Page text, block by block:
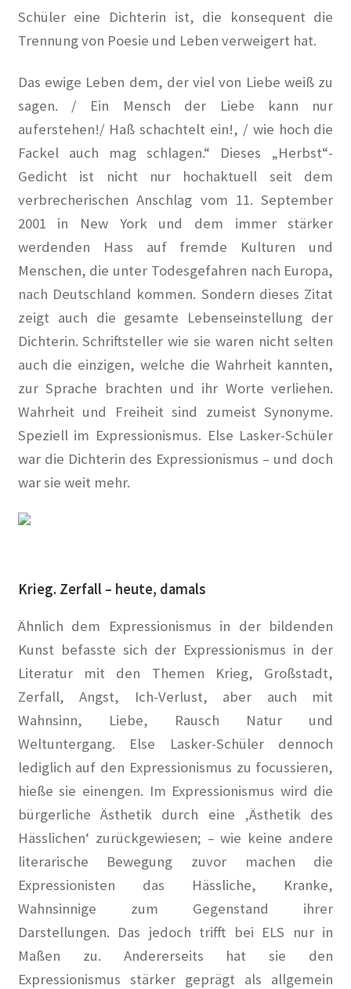
Weg mit den Bausünden, die unser schönes Berlin
verschandeln!
Lage
Mein Konto
Newsletter
Ostern 2020
Partnerveranstaltungen
Printangebot
Anzeigenpreisliste
Buchempfehlungen
Bücher
Newsletter
2019
Privacy Policy
Spurensuche
Stammtisch mit Künstlern
Veranstaltung
BEETHOVEN…bei uns in der Berliner Künstlerkolonie
Veranstaltungsplan
Vereinsgeschichte
Schüler eine Dichterin ist, die konsequent die
Trennung von Poesie und Leben verweigert hat.
Das ewige Leben dem, der viel von Liebe weiß zu
sagen. / Ein Mensch der Liebe kann nur
auferstehen!/ Haß schachtelt ein!, / wie hoch die
Fackel auch mag schlagen.“ Dieses „Herbst“-
Gedicht ist nicht nur hochaktuell seit dem
verbrecherischen Anschlag vom 11. September
2001 in New York und dem immer stärker
werdenden Hass auf fremde Kulturen und
Menschen, die unter Todesgefahren nach Europa,
nach Deutschland kommen. Sondern dieses Zitat
zeigt auch die gesamte Lebenseinstellung der
Dichterin. Schriftsteller wie sie waren nicht selten
auch die einzigen, welche die Wahrheit kannten,
zur Sprache brachten und ihr Worte verliehen.
Wahrheit und Freiheit sind zumeist Synonyme.
Speziell im Expressionismus. Else Lasker-Schüler
war die Dichterin des Expressionismus – und doch
war sie weit mehr.
Krieg. Zerfall – heute, damals
Ähnlich dem Expressionismus in der bildenden
Kunst befasste sich der Expressionismus in der
Literatur mit den Themen Krieg, Großstadt,
Zerfall, Angst, Ich-Verlust, aber auch mit
Wahnsinn, Liebe, Rausch Natur und
Weltuntergang. Else Lasker-Schüler dennoch
lediglich auf den Expressionismus zu focussieren,
hieße sie einengen. Im Expressionismus wird die
bürgerliche Ästhetik durch eine ‚Ästhetik des
Hässlichen‘ zurückgewiesen; – wie keine andere
literarische Bewegung zuvor machen die
Expressionisten das Hässliche, Kranke,
Wahnsinnige zum Gegenstand ihrer
Darstellungen. Das jedoch trifft bei ELS nur in
Maßen zu. Andererseits hat sie den
Expressionismus stärker geprägt als allgemein